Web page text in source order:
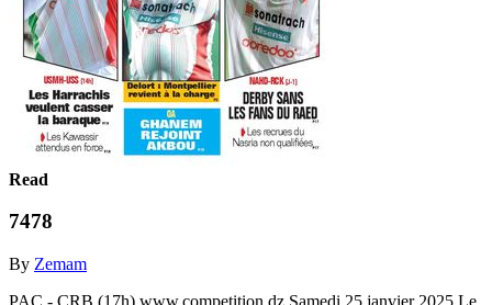
Read
7478
By Zemam
PAC - CRB (17h) www.competition.dz Samedi 25 janvier 2025 Le